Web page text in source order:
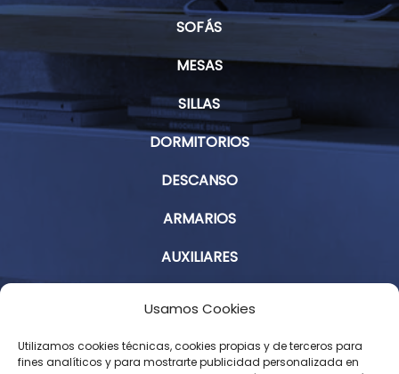
Usamos Cookies
Utilizamos cookies técnicas, cookies propias y de terceros para
fines analíticos y para mostrarte publicidad personalizada en
SOFÁS
MESAS
SILLAS
DORMITORIOS
DESCANSO
ARMARIOS
AUXILIARES
Aviso Legal
Política de Privacidad